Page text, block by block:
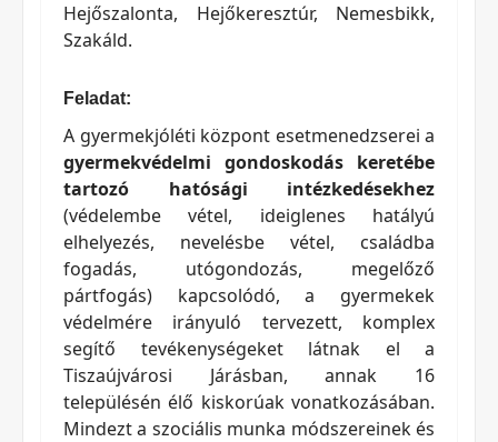
Hejőszalonta, Hejőkeresztúr, Nemesbikk,
Szakáld.
Feladat:
A gyermekjóléti központ esetmenedzserei a
gyermekvédelmi gondoskodás keretébe
tartozó hatósági intézkedésekhez
(védelembe vétel, ideiglenes hatályú
elhelyezés, nevelésbe vétel, családba
fogadás, utógondozás, megelőző
pártfogás) kapcsolódó, a gyermekek
védelmére irányuló tervezett, komplex
segítő tevékenységeket látnak el a
Tiszaújvárosi Járásban, annak 16
településén élő kiskorúak vonatkozásában.
Mindezt a szociális munka módszereinek és